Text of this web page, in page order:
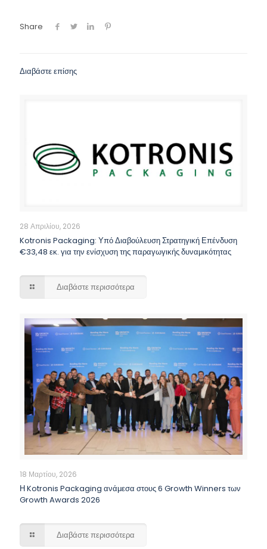
Share
Διαβάστε επίσης
28 Απριλίου, 2026
Kotronis Packaging: Υπό Διαβούλευση Στρατηγική Επένδυση
€33,48 εκ. για την ενίσχυση της παραγωγικής δυναμικότητας
Διαβάστε περισσότερα
18 Μαρτίου, 2026
Η Kotronis Packaging ανάμεσα στους 6 Growth Winners των
Growth Awards 2026
Διαβάστε περισσότερα